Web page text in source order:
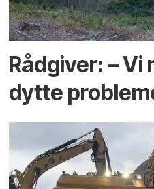
Rådgiver: – Vi
dytte